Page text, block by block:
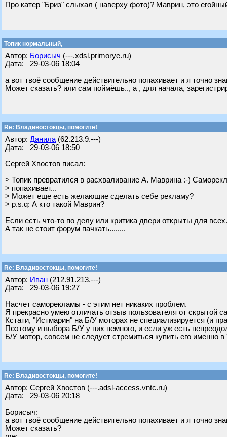
Про катер "Бриз" слыхал ( наверху фото)? Маврин, это
Топик нормальный,
Автор: Борисыч (---.xdsl.primorye.ru)
Дата: 29-03-06 18:04
а вот твоё сообщение действительно попахивает и я точно
Может сказать? или сам поймёшь.., а , для начала,
Re: Владивостокцы, помогите!
Автор: Данила (62.213.9.---)
Дата: 29-03-06 18:50
Сергей Хвостов писал:
> Топик превратился в расхваливание А. Маврина :-)
> попахивает...
> Может еще есть желающие сделать себе рекламу?
> p.s.q: А кто такой Маврин?
Если есть что-то по делу или критика двери открыты для
А так не стоит форум пачкать........
Re: Владивостокцы, помогите!
Автор: Иван (212.91.213.---)
Дата: 29-03-06 19:27
Насчет саморекламы - с этим нет никаких проблем.
Я прекрасно умею отличать отзыв пользователя от скрытой
Кстати, "Истмарин" на Б/У моторах не специализируется (и
Поэтому и выбора Б/У у них немного, и если уж есть
Б/У мотор, совсем не следует стремиться купить его именно
Re: Владивостокцы, помогите!
Автор: Сергей Хвостов (---.adsl-access.vntc.ru)
Дата: 29-03-06 20:18
Борисыч:
а вот твоё сообщение действительно попахивает и я точно
Может сказать?